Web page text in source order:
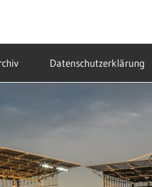
Datenschutzerklärung